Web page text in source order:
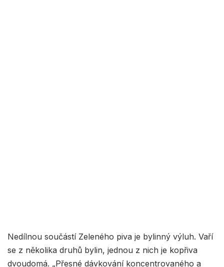
Nedílnou součástí Zeleného piva je bylinný výluh. Vaří
se z několika druhů bylin, jednou z nich je kopřiva
dvoudomá. „Přesné dávkování koncentrovaného a